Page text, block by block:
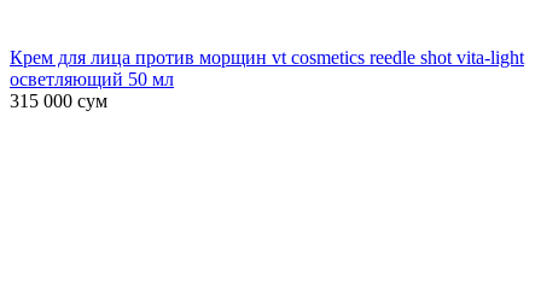
Крем для лица против морщин vt cosmetics reedle shot vita-light
осветляющий 50 мл
315 000 сум